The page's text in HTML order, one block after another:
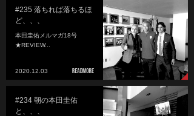
#235 落ちれば落ちるほ
ど、、、
本田圭佑メルマガ18号
★REVIEW...
2020.12.03
#234 朝の本田圭佑
と、、、